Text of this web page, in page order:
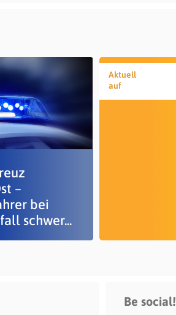
–
bei
schwer...
Aktuell
auf
Be social!